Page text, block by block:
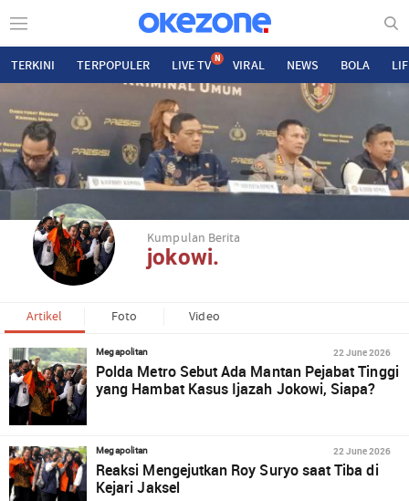
TERKINI TERPOPULER LIVE TV N VIRAL NEWS BOLA
Kumpulan Berita
jokowi.
Artikel Foto Video
Megapolitan 22 June 2026
Polda Metro Sebut Ada Mantan Pejabat Tinggi
yang Hambat Kasus Ijazah Jokowi, Siapa?
Megapolitan 22 June 2026
Reaksi Mengejutkan Roy Suryo saat Tiba di
Kejari Jaksel